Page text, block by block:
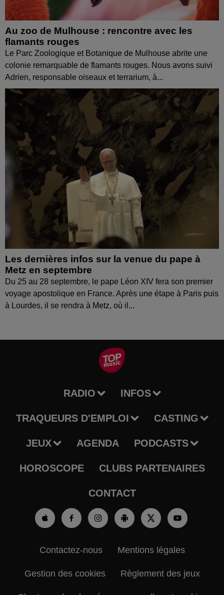
Au zoo de Mulhouse : rencontre avec les
flamants rouges
Le Parc Zoologique et Botanique de Mulhouse abrite une
colonie remarquable de flamants rouges. Nous avons suivi
Adrien, responsable oiseaux et terrarium, à...
Les dernières infos sur la venue du pape à
Metz en septembre
Du 25 au 28 septembre, le pape Léon XIV fera son premier
voyage apostolique en France. Après une étape à Paris puis
à Lourdes, il se rendra à Metz, où il...
RADIO INFOS
TRAQUEURS D'EMPLOI CASTING
JEUX AGENDA PODCASTS
HOROSCOPE CLUBS PARTENAIRES
CONTACT
Contactez-nous Mentions légales
Gestion des cookies Règlement des jeux